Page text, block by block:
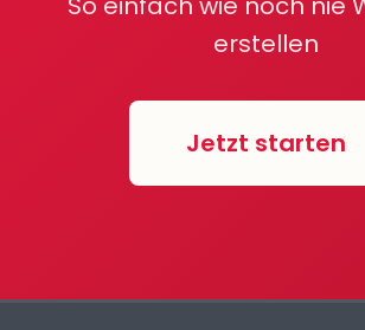
erstellen
Jetzt starten